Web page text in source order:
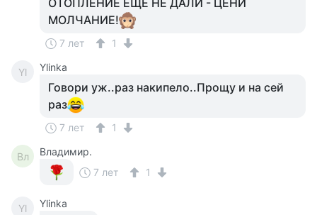
ОТОПЛЕНИЕ ЕЩЁ НЕ ДАЛИ - ЦЕНИ
МОЛЧАНИЕ!
7 лет 1
Yl Ylinka
Говори уж..раз накипело..Прощу и на сей
раз
7 лет 1
Вл
Владимир.
7 лет
1
Yl Ylinka